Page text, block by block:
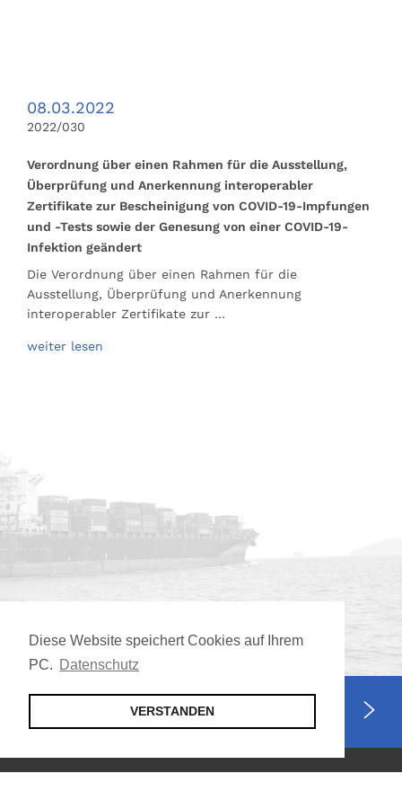
Diese Website speichert Cookies auf Ihrem
PC. Datenschutz
VERSTANDEN
08.03.2022
2022/030
Verordnung über einen Rahmen für die Ausstellung,
Überprüfung und Anerkennung interoperabler
Zertifikate zur Bescheinigung von COVID-19-Impfungen
und -Tests sowie der Genesung von einer COVID-19-
Infektion geändert
Die Verordnung über einen Rahmen für die
Ausstellung, Überprüfung und Anerkennung
interoperabler Zertifikate zur …
weiter lesen
Jetzt Mitglied werden